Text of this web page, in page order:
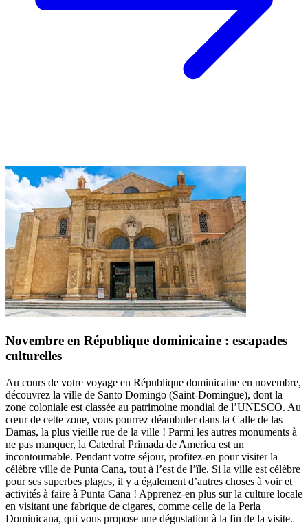
Novembre en République dominicaine : escapades
culturelles
Au cours de votre voyage en République dominicaine en novembre,
découvrez la ville de Santo Domingo (Saint-Domingue), dont la
zone coloniale est classée au patrimoine mondial de l’UNESCO. Au
cœur de cette zone, vous pourrez déambuler dans la Calle de las
Damas, la plus vieille rue de la ville ! Parmi les autres monuments à
ne pas manquer, la Catedral Primada de America est un
incontournable. Pendant votre séjour, profitez-en pour visiter la
célèbre ville de Punta Cana, tout à l’est de l’île. Si la ville est célèbre
pour ses superbes plages, il y a également d’autres choses à voir et
activités à faire à Punta Cana ! Apprenez-en plus sur la culture locale
en visitant une fabrique de cigares, comme celle de la Perla
Dominicana, qui vous propose une dégustation à la fin de la visite.